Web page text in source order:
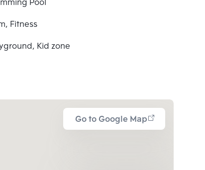
Fitness
Kid zone
Go to Google Map